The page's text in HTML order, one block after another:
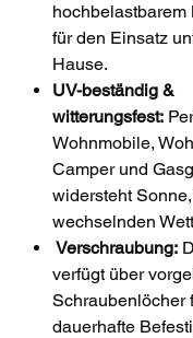
hochbelastbarem
für den Einsatz
Hause.
UV-beständig &
witterungsfest:
Wohnmobile,
Camper und
widersteht
wechselnden
Verschraubung:
verfügt über
Schraubenlöcher
dauerhafte